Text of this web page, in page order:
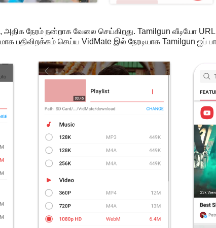
நேரம் நன்றாக வேலை செய்கிறது. Tamilgun வீடியோ
பதிவிறக்கம் செய்ய VidMate இல் நேரடியாக Tamilgun ஐப்